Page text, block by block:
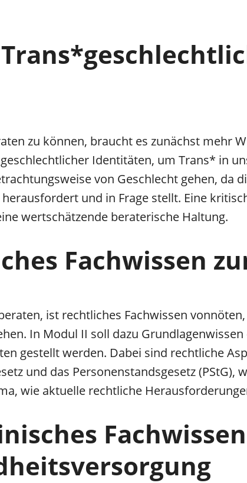
zu können, braucht es zunächst mehr
Identitäten, um Trans* in
von Geschlecht gehen, da
und in Frage stellt. Eine
wertschätzende beraterische Haltung.
Fachwissen
ist rechtliches Fachwissen
In Modul II soll dazu
gestellt werden. Dabei sind rechtliche
und das Personenstandsgesetz (PStG),
wie aktuelle rechtliche